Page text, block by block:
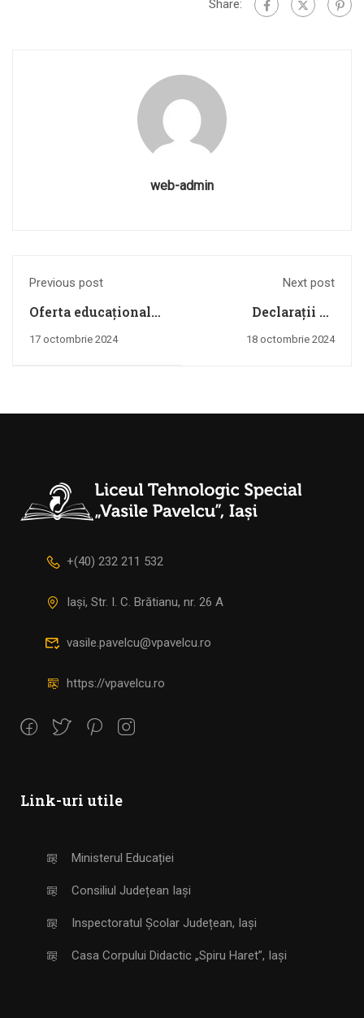
Share:
web-admin
Previous post
Oferta educațională
2024 – învățământ
17 octombrie 2024
Next post
Declarații de
interese cadre
18 octombrie 2024
+(40) 232 211 532
Iași, Str. I. C. Brătianu, nr. 26 A
vasile.pavelcu@vpavelcu.ro
https://vpavelcu.ro
Link-uri utile
Ministerul Educației
Consiliul Județean Iași
Inspectoratul Școlar Județean, Iași
Casa Corpului Didactic „Spiru Haret”, Iași